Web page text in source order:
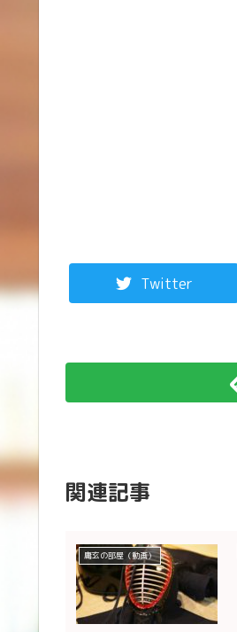
Twitter
関連記事
庸玄の部屋（動画）